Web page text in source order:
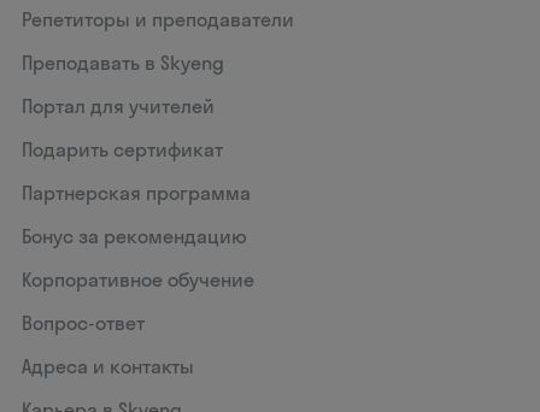
Репетиторы и преподаватели
Преподавать в Skyeng
Портал для учителей
Подарить сертификат
Партнерская программа
Бонус за рекомендацию
Корпоративное обучение
Вопрос-ответ
Адреса и контакты